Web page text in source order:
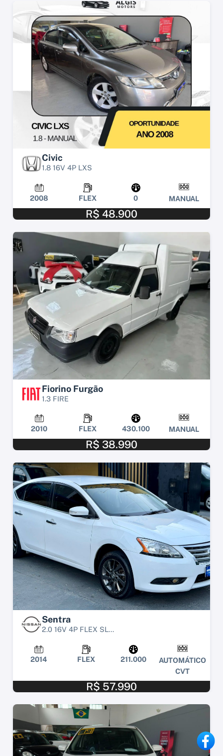
Civic
1.8 16V 4P LXS
2008 FLEX 0 MANUAL
R$ 48.900
Fiorino Furgão
1.3 FIRE
2010 FLEX 430.100 MANUAL
R$ 38.990
Sentra
2.0 16V 4P FLEX SL...
2014 FLEX 211.000
AUTOMÁTICO
CVT
R$ 57.990